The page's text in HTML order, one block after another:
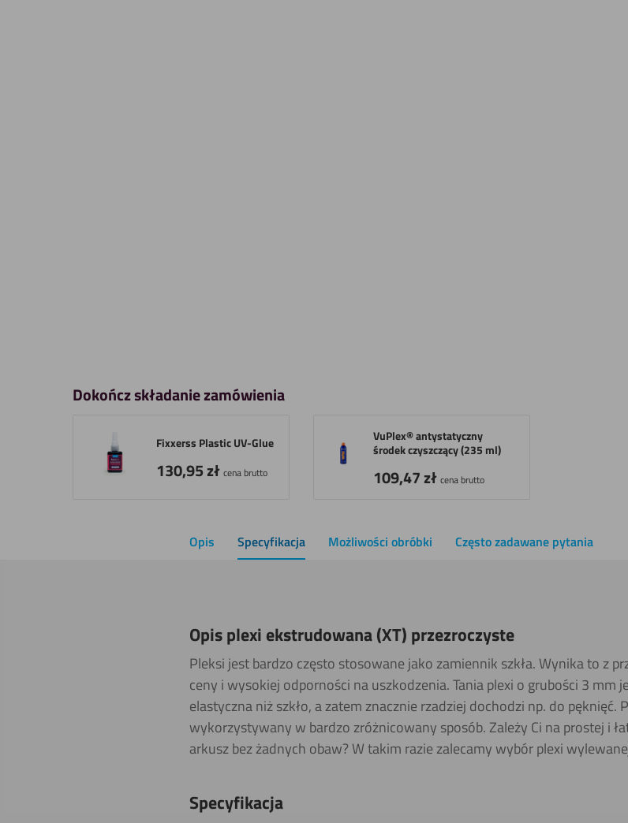
Dokończ składanie zamówienia
Fixxerss Plastic UV-Glue
130,95zł cena brutto
VuPlex® antystatyczny
środek czyszczący (235 ml)
109,47zł cena brutto
Opis Specyfikacja Możliwości obróbki Często zadawane pytania
Opis plexi ekstrudowana (XT) przezroczyste
Pleksi jest bardzo często stosowane jako zamiennik szkła. Wynika to z
ceny i wysokiej odporności na uszkodzenia. Tania plexi o grubości 3 mm
elastyczna niż szkło, a zatem znacznie rzadziej dochodzi np. do pęknięć.
wykorzystywany w bardzo zróżnicowany sposób. Zależy Ci na prostej i
arkusz bez żadnych obaw? W takim razie zalecamy wybór plexi
Specyfikacja